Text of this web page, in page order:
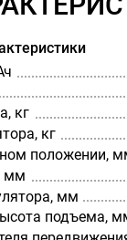
кг
кг
положении,
мм
мм
подъема,